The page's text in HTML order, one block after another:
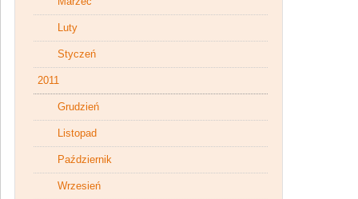
Luty
Styczeń
2011
Grudzień
Listopad
Październik
Wrzesień